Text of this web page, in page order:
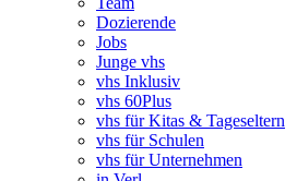
Dozierende
Jobs
Junge vhs
vhs Inklusiv
vhs 60Plus
vhs für Kitas & Tageseltern
vhs für Schulen
vhs für Unternehmen